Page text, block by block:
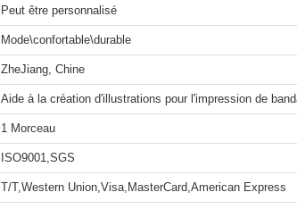
Peut être personnalisé
Mode\confortable\durable
ZheJiang, Chine
Aide à la création d'illustrations pour l'impression de
1 Morceau
ISO9001,SGS
T/T,Western Union,Visa,MasterCard,American Express